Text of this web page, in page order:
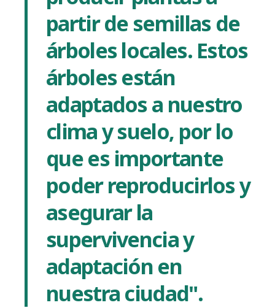
partir de semillas de
árboles locales. Estos
árboles están
adaptados a nuestro
clima y suelo, por lo
que es importante
poder reproducirlos y
asegurar la
supervivencia y
adaptación en
nuestra ciudad".